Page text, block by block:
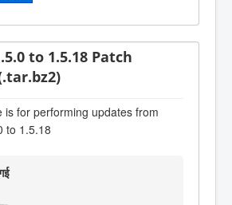
to 1.5.18 Patch
is for performing updates from
to 1.5.18